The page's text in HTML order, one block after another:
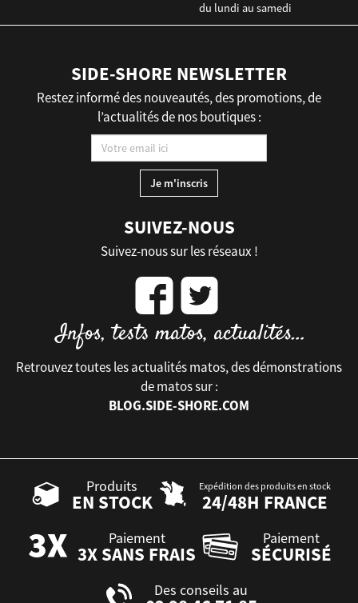
du lundi au samedi
SIDE-SHORE NEWSLETTER
Restez informé des nouveautés, des promotions, de
l’actualités de nos boutiques :
SUIVEZ-NOUS
Suivez-nous sur les réseaux !
Retrouvez toutes les actualités matos, des démonstrations
de matos sur :
BLOG.SIDE-SHORE.COM
Produits
EN STOCK
Expédition des produits en stock
24/48H FRANCE
Paiement
3X SANS FRAIS
Paiement
SÉCURISÉ
Des conseils au